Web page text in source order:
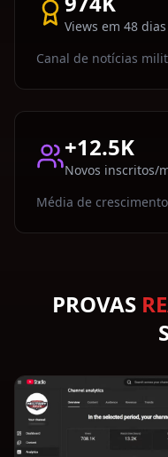
Views em 48 dias
Canal de notícias
+12.5K
Novos inscritos/
Média de
PROVAS